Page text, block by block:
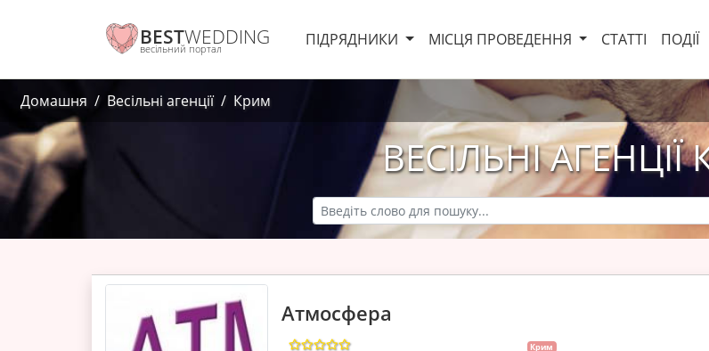
BESTWEDDING
весільний портал ПІДРЯДНИКИ МІСЦЯ ПРОВЕДЕННЯ СТАТТІ ПОДІЇ
Домашня Весільні агенції Крим
ВЕСІЛЬНІ
Атмосфера
Крим